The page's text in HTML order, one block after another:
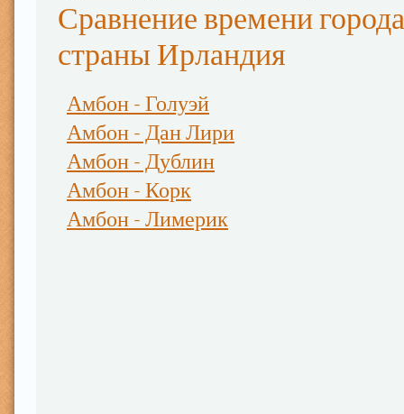
Сравнение времени
страны Ирландия
Амбон - Голуэй
Амбон - Дан Лири
Амбон - Дублин
Амбон - Корк
Амбон - Лимерик